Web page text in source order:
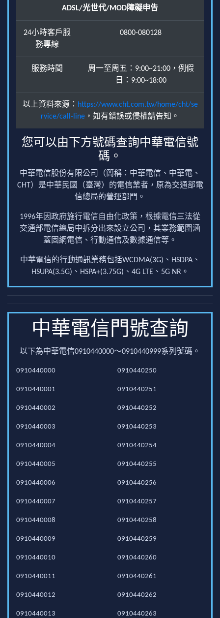
ADSL/光世代/MOD障礙申告
24小時客戶服
務專線
0800-080128
服務時間
周一至周五：9:00~21:00，例假
日：9:00~18:00
以上資料來源： https://www.cht.com.tw/home/cht/se
rvice/call-line ，如有錯誤或侵權請告知。
您可以由下方號碼查詢中華電信號
碼。
中華電信股份有限公司（簡稱：中華電信、中華電、
CHT）是中華民國（臺灣）的電信業者，原為交通部電
信總局的營運部門。
1996年因政府施行電信自由化政策，根據電信三法從
交通部電信總局中拆分出來設立公司，其業務範圍涵
蓋固網電信、行動通信及數據通信等。
中華電信的行動通訊業務包括WCDMA(3G)、HSDPA、
HSUPA(3.5G)、HSPA+(3.75G)、4G LTE、5G NR。
中華電信門號查詢
以下為中華電信0910440000～0910440999系列號碼。
0910440000
0910440001
0910440002
0910440003
0910440004
0910440005
0910440006
0910440007
0910440008
0910440009
0910440010
0910440011
0910440012
0910440013
0910440250
0910440251
0910440252
0910440253
0910440254
0910440255
0910440256
0910440257
0910440258
0910440259
0910440260
0910440261
0910440262
0910440263